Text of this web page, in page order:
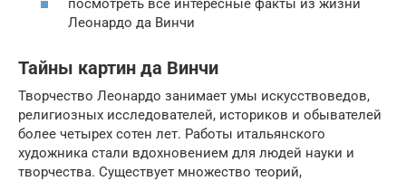
Леонардо да Винчи
Тайны картин да Винчи
Творчество Леонардо занимает умы искусствоведов,
религиозных исследователей, историков и обывателей
более четырех сотен лет. Работы итальянского
художника стали вдохновением для людей науки и
творчества. Существует множество теорий,